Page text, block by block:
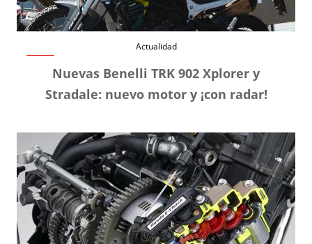
Actualidad
Nuevas Benelli TRK 902 Xplorer y
Stradale: nuevo motor y ¡con radar!